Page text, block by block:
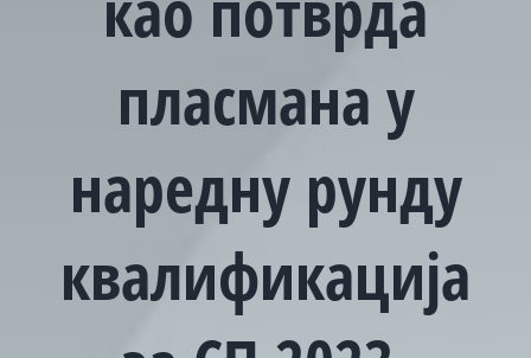
пласмана у
наредну рунду
квалификација